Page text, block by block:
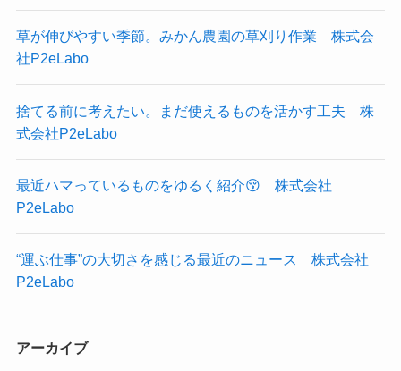
草が伸びやすい季節。みかん農園の草刈り作業 株式会
社P2eLabo
捨てる前に考えたい。まだ使えるものを活かす工夫 株
式会社P2eLabo
最近ハマっているものをゆるく紹介😚 株式会社
P2eLabo
“運ぶ仕事”の大切さを感じる最近のニュース 株式会社
P2eLabo
アーカイブ